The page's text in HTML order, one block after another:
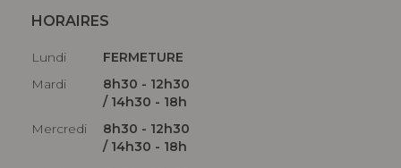
HORAIRES
Lundi
FERMETURE
Mardi
8h30 - 12h30
/ 14h30 - 18h
Mercredi
8h30 - 12h30
/ 14h30 - 18h